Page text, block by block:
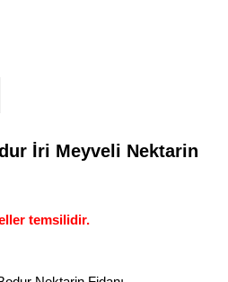
İri Meyveli Nektarin
temsilidir.